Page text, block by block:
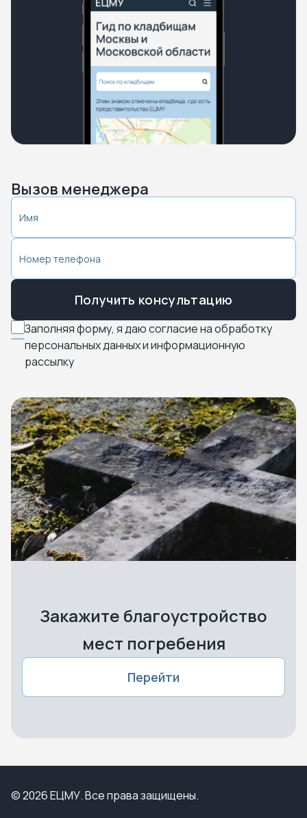
Вызов менеджера
Заполняя форму, я даю согласие на обработку
персональных данных и информационную
рассылку
Получить консультацию
Закажите благоустройство
мест погребения
Перейти
© 2026 ЕЦМУ. Все права защищены.